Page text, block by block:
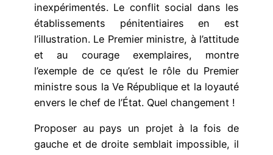
inexpérimentés. Le conflit social dans les
établissements pénitentiaires en est
l’illustration. Le Premier ministre, à l’attitude
et au courage exemplaires, montre
l’exemple de ce qu’est le rôle du Premier
ministre sous la Ve République et la loyauté
envers le chef de l’État. Quel changement !
Proposer au pays un projet à la fois de
gauche et de droite semblait impossible, il